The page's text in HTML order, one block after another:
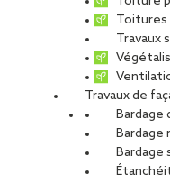
Toitures
Travaux
Travaux de
Bardage
Bardage
Bardage